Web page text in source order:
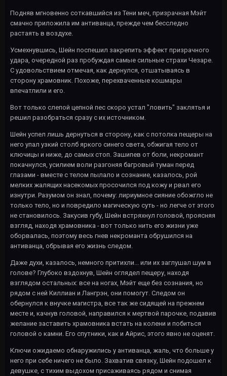
Подняв мгновенно соткавшийся из Тени меч, призрачная Мэйт
смачно приложила им антиванца, прежде чем бесследно
растаять в воздухе.
Усмехнувшись, Шейн поспешил закрепить эффект призрачного
удара, очередной раз пробуждая самые сильные страхи Чезаре.
С удовольствием отмечая, как дернулся, отшатываясь в
сторону храмовник. Похоже, перехваченные кошмары
впечатлили и его.
Вот только слепой цепной пес скоро устал "ловить" заклятья и
решил разобраться сразу с их источником.
Шейн успел лишь дернуться в сторону, как с потолка пещеры на
него упал узкий столб яркого синего света, обжигая тело от
ключицы и ниже, до самых стоп. Зашипев от боли, некромант
покачнулся, усилием воли разгоняя багровый туман перед
глазами - вместе с телом пылало и сознание, казалось, рой
мелких жалящих насекомых просочился под кожу и рвал его
изнутри. Разумом он знал, почему: лириумное сияние обожгло не
только тело, но и повредило магическую суть - но легче от этого
не становилось. Закусив губу, Шейн встряхнул головой, проясняя
взгляд, находя храмовника - вот только нить его жизни уже
оборвалась, поэтому весь гнев некроманта обрушился на
антиванца, обрывая его жизнь следом.
Даже духи, казалось, немного притихли... или их заглушал шум в
голове? Глубоко вздохнув, Шейн оглядел пещеру, находя
взглядом остальных: все на ногах, Мэйт еще без сознания, но
рядом с ней Киллиан и Лангрэн, они помогут. Следом он
обернулся к внучке магистра, все так же сидящей на прежнем
месте и, качнув головой, направился к мертвой парочке, подавив
желание заставить храмовника встать на колени и побиться
головой о камни. Его спутники, как и Айрис, этого явно не оценят.
Ключи ожидаемо обнаружились у антиванца, жаль, что больше у
него при себе ничего не было. Захватив связку, Шейн подошел к
девушке, с тихим выдохом присаживаясь рядом и снимая